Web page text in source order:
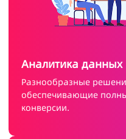
Аналитика
Разнообразные
обеспечивающие
конверсии.